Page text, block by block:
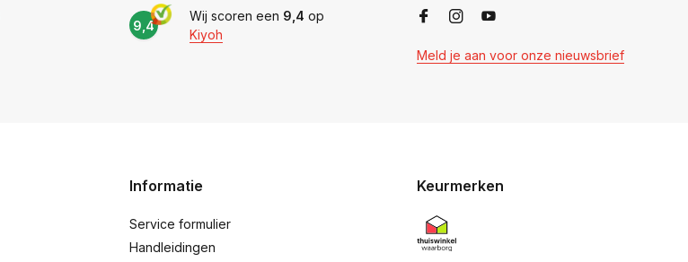
9,4
Wij scoren een 9,4 op
Kiyoh
Meld je aan voor onze nieuwsbrief
Informatie
Service formulier
Handleidingen
Keurmerken